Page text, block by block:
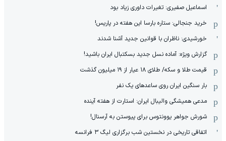
اسماعیل صفیری: تغیرات داوری زیاد بود
خرید جنجالی: ستاره بارسا این هفته در پاریس!
خورشیدی: ناظران با قوانین جدید آشنا شدند
گزارش ویژه‌: آماده نسل جدید بسکتبال ایران باشید!
قیمت طلا و سکه/ طلای ۱۸ عیار از ۱۹ میلیون گذشت
بار سنگین ایران روی ساعدهای یک نفر
مدعی همیشگی والیبال ایران: استارت از هفته آینده
شورش جواهر یوونتوس برای پیوستن به آرسنال!
اتفاقی تاریخی در نخستین شب برگزاری لیگ ۳ فرانسه